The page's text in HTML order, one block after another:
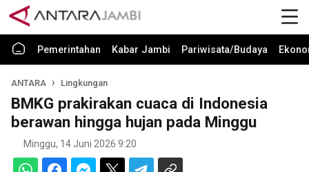
Pemerintahan Kabar Jambi Pariwisata/Budaya
ANTARA Lingkungan
BMKG prakirakan cuaca di Indonesia
berawan hingga hujan pada Minggu
Minggu, 14 Juni 2026 9:20